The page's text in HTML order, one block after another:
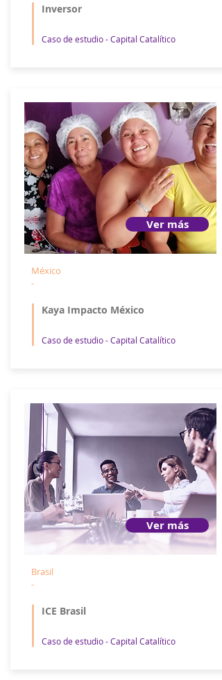
Inversor
Caso de estudio - Capital Catalítico
Ver más
México
-
Kaya Impacto México
Caso de estudio - Capital Catalítico
Ver más
Brasil
-
ICE Brasil
Caso de estudio - Capital Catalítico